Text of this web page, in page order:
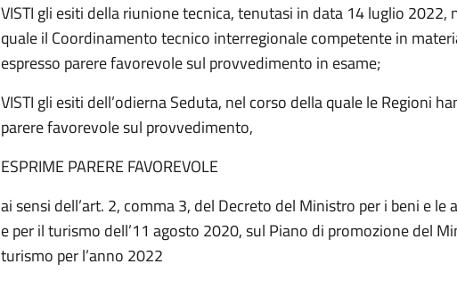
VISTI gli esiti della riunione tecnica, tenutasi in data 14 luglio 2022,
quale il Coordinamento tecnico interregionale competente in
espresso parere favorevole sul provvedimento in esame;
VISTI gli esiti dell’odierna Seduta, nel corso della quale le Regioni
parere favorevole sul provvedimento,
ESPRIME PARERE FAVOREVOLE
ai sensi dell’art. 2, comma 3, del Decreto del Ministro per i beni e
e per il turismo dell’11 agosto 2020, sul Piano di promozione del
turismo per l’anno 2022